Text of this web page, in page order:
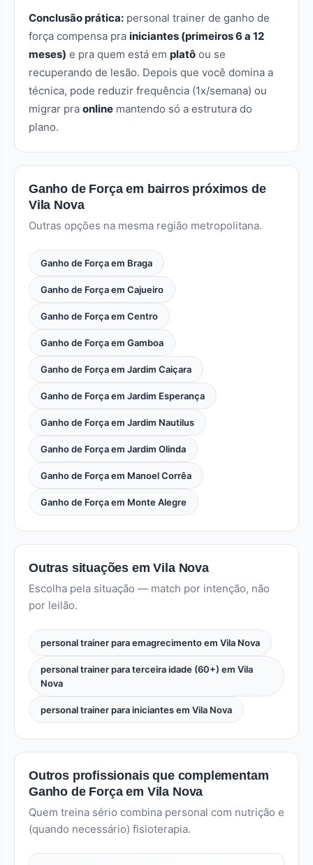
Conclusão prática: personal trainer de ganho de
força compensa pra iniciantes (primeiros 6 a 12
meses) e pra quem está em platô ou se
recuperando de lesão. Depois que você domina a
técnica, pode reduzir frequência (1x/semana) ou
migrar pra online mantendo só a estrutura do
plano.
Ganho de Força em bairros próximos de
Vila Nova
Outras opções na mesma região metropolitana.
Ganho de Força em Braga
Ganho de Força em Cajueiro
Ganho de Força em Centro
Ganho de Força em Gamboa
Ganho de Força em Jardim Caiçara
Ganho de Força em Jardim Esperança
Ganho de Força em Jardim Nautilus
Ganho de Força em Jardim Olinda
Ganho de Força em Manoel Corrêa
Ganho de Força em Monte Alegre
Outras situações em Vila Nova
Escolha pela situação — match por intenção, não
por leilão.
personal trainer para emagrecimento em Vila Nova
personal trainer para terceira idade (60+) em Vila
Nova
personal trainer para iniciantes em Vila Nova
Outros profissionais que complementam
Ganho de Força em Vila Nova
Quem treina sério combina personal com nutrição e
(quando necessário) fisioterapia.